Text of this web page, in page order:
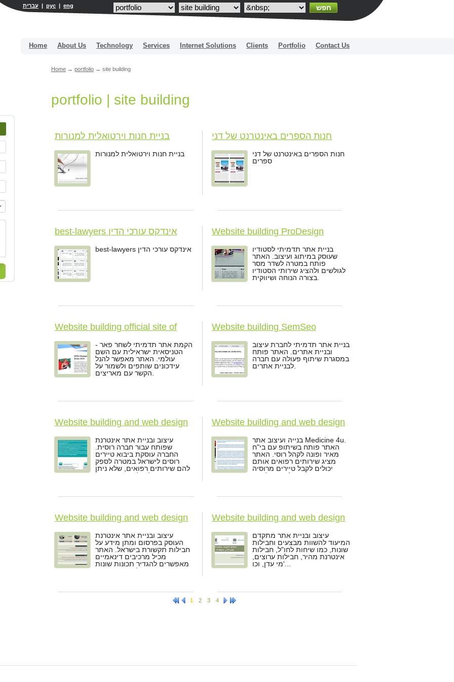
עברית | рус | eng חפש
Home About Us Technology Services Internet Solutions Clients Portfolio Contact Us
Home → portfolio → site building
portfolio | site building
בניית חנות וירטואלית למנורות
בניית חנות וירטואלית למנורות
חנות הספרים באינטרנט של דני
חנות הספרים באינטרנט של דני
ספרים
best-lawyers אינדקס עורכי הדין
best-lawyers אינדקס עורכי הדין
Website building ProDesign
בניית אתר תדמיתי לסטודיו
שעוסק במיתוג ועיצוב. האתר
פותח במטרה לשדר מסר
לגולשים ולהציג שירותי הסטודיו
Website building official site of
הקמת אתר תדמיתי לשחר פאר -
הטניסאית ישראילית עם השם
עולמי. האתר מאפשר להנל
עידכונים שותפים ולשמור על
Website building SemSeo
בניית אתר תדמיתי לחברת עיצוב
ובניית אתרים. האתר פותח
במסגרת שיתוף פעולה עם חברה
Website building and web design
עיצוב ובניית אתר אינטרנת
שפותח עבור חברה רוסית.
החברה עוסקת ביבוא טיירים
רוסים לישראל במטרה לספק
להם שירותים רפואים, שלא ניתן
Website building and web design
בנייה ועיצוב אתר Medicine 4u.
האתר פותח בשיתופ עם בי"ח
מאיר ופונה לקהל רוסי. האתר
מציג שירותים רפואים אותם
יכולים לקבל טיירים מרוסיה
Website building and web design
עיצוב ובניית אתר אינטרנת
העוסק בפרסום ומתן מידע על
חבילות תקשורת בישראל. האתר
מכיל מרכיבים דינאמיים
מאפשרים להגדיר תכונות שונות
עבור מוצרים ולהריץ השוואות
Website building and web design
עיצוב ובניית אתר מתקדם
המיעוד להשוות מבצעים וחבילות
שונות, כמו שיחות לחו"ל, חבילות
אינטרנת מהיר, חבילות ערוצים,
מי עדן, וכו'...
1 2 3 4